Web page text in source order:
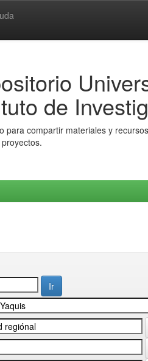
de
para compartir materiales y